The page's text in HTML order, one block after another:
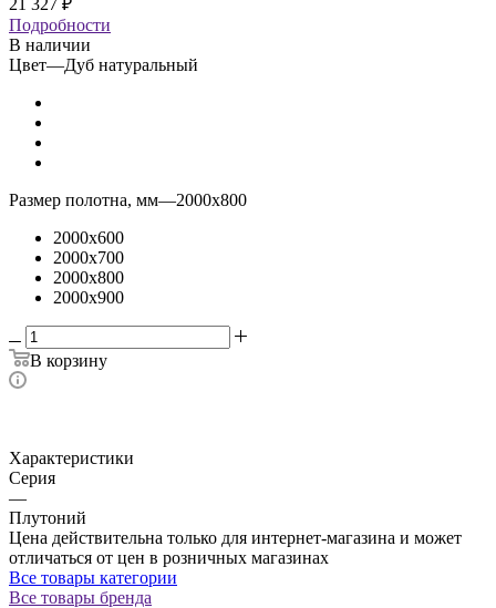
Подробности
В наличии
Цвет—Дуб натуральный
Размер полотна, мм—2000x800
2000x600
2000x700
2000x800
2000x900
В корзину
Характеристики
Серия
—
Плутоний
Цена действительна только для интернет-магазина и может
отличаться от цен в розничных магазинах
Все товары категории
Все товары бренда